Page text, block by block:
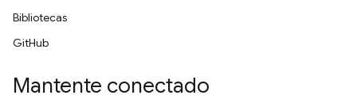
Bibliotecas
GitHub
Mantente conectado